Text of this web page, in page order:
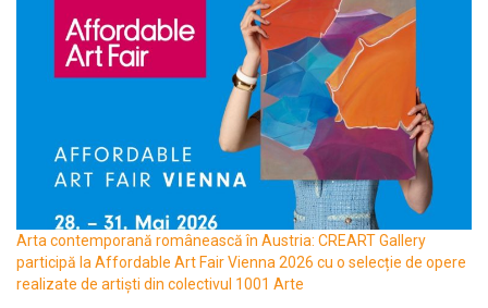
Arta contemporană românească în Austria: CREART Gallery
participă la Affordable Art Fair Vienna 2026 cu o selecție de opere
realizate de artiști din colectivul 1001 Arte